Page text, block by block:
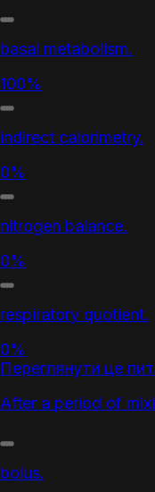
basal metabolism.
100%
indirect calorimetry.
0%
nitrogen balance.
0%
respiratory quotient.
0%
Переглянути це
After a period of
bolus.